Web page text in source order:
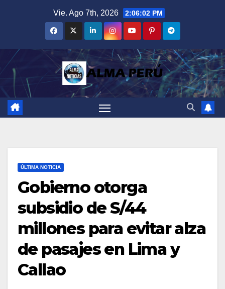
Vie. Ago 7th, 2026 2:06:03 PM
ÚLTIMA NOTICIA
Gobierno otorga
subsidio de S/44
millones para evitar alza
de pasajes en Lima y
Callao